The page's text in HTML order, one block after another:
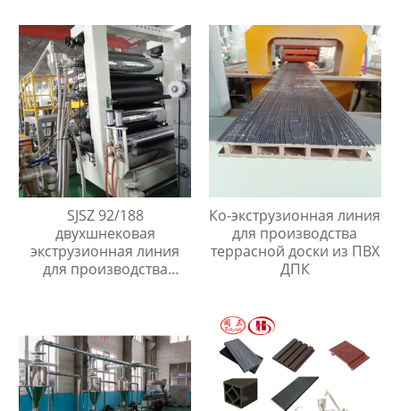
диаметром 40мм до
110мм
SJSZ 92/188
двухшнековая
экструзионная линия
для производства
Ко-экструзионная линия
для производства
террасной доски из ПВХ
ДПК